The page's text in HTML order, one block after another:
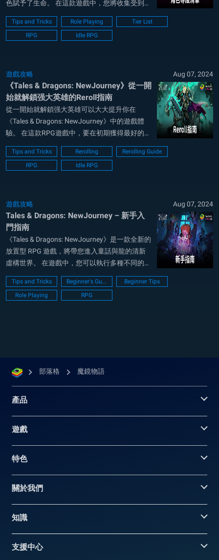
色賦予了生命。 在這款遊戲中，您將收集受到永
恒故事啟發的英雄，如小紅帽，並帶領他們與强
大的敵人作戰。 無論您是新手還是老手，知道投
資哪些角色都會讓您的遊戲與眾不同。 這份...
Tips and Tricks Role Playing
Tier List
RPG
Idle RPG
遊戲攻略 Aug 07, 2024
《Tales & Dragons: NewJourney》從一開
始就解鎖强大英雄的Reroll指南
從一開始就解鎖强大英雄可以大大提升你在
《Tales & Dragons: NewJourney》中的遊戲體
驗。 在這款RPG遊戲中，要在初期獲得最好的英
雄可能很有挑戰性，而重選則提供了一種優化機
會的方法。 這個過程包括反復開始一個新的遊戲
帳戶，直到獲得想要的角色。 雖然在《Tales
Tips and Tricks Rerolling
Rerolling Guide
RPG
Idle RPG
遊戲攻略 Aug 07, 2024
Tales & Dragons: NewJourney – 新手入
門指南
《Tales & Dragons: NewJourney》是一款全新的
放置型 RPG 遊戲，將帶您進入童話與龍的清新
虛構世界。 在遊戲中，您可以執行多種不同的任
務，召喚和使用獨特的英雄，揭開被邪惡勢力隱
藏了幾個世紀的神秘面紗，享受令人屏息的視覺
體驗。 龍與傳說新旅程》是一款免費遊戲，可在
Tips and Tricks Beginner's Guide
Beginner Tips
Role Playing
RPG
部落格 魔鏡物語
產品
遊戲
特色
關於我們
知識
支援中心